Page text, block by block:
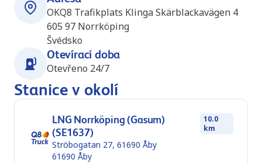
OKQ8 Trafikplats Klinga Skärblackavägen 4
605 97 Norrköping
Švédsko
Otevírací doba
Otevřeno 24/7
Stanice v okolí
LNG Norrköping (Gasum)
(SE1637)
10.0
km
Ströbogatan 27, 61690 Åby
61690 Åby